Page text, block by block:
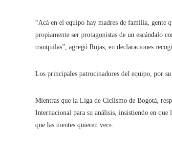
“Acá en el equipo hay madres de familia, gente
propiamente ser protagonistas de un escándalo
tranquilas”, agregó Rojas, en declaraciones
Los principales patrocinadores del equipo, por
Mientras que la Liga de Ciclismo de Bogotá,
Internacional para su análisis, insistiendo en
que las mentes quieren ver».